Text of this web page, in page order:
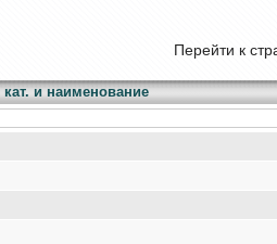
Перейти к
и наименование